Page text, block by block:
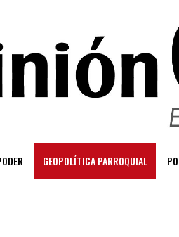
GEOPOLÍTICA PARROQUIAL